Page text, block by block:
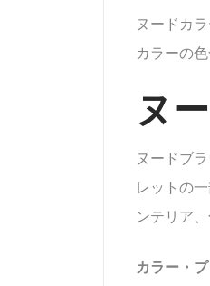
ヌードカ
カラーの
ヌ
ヌードブ
レットの
ンテリア
カラー・